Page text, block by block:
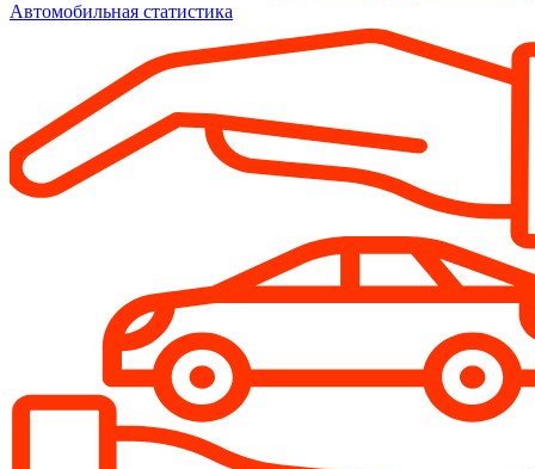
Автомобильная статистика